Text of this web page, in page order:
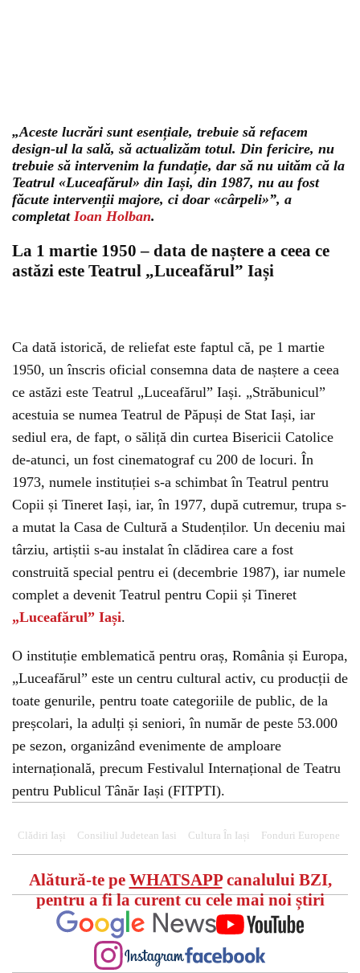
„Aceste lucrări sunt esențiale, trebuie să refacem
design-ul la sală, să actualizăm totul. Din fericire, nu
trebuie să intervenim la fundație, dar să nu uităm că la
Teatrul «Luceafărul» din Iași, din 1987, nu au fost
făcute intervenții majore, ci doar «cârpeli»”, a
completat Ioan Holban.
La 1 martie 1950 – data de naștere a ceea ce
astăzi este Teatrul „Luceafărul” Iași
Ca dată istorică, de reliefat este faptul că, pe 1 martie
1950, un înscris oficial consemna data de naștere a ceea
ce astăzi este Teatrul „Luceafărul” Iași. „Străbunicul”
acestuia se numea Teatrul de Păpuși de Stat Iași, iar
sediul era, de fapt, o săliță din curtea Bisericii Catolice
de-atunci, un fost cinematograf cu 200 de locuri. În
1973, numele instituției s-a schimbat în Teatrul pentru
Copii și Tineret Iași, iar, în 1977, după cutremur, trupa s-
a mutat la Casa de Cultură a Studenților. Un deceniu mai
târziu, artiștii s-au instalat în clădirea care a fost
construită special pentru ei (decembrie 1987), iar numele
complet a devenit Teatrul pentru Copii și Tineret
„Luceafărul” Iași.
O instituție emblematică pentru oraș, România și Europa,
„Luceafărul” este un centru cultural activ, cu producții de
toate genurile, pentru toate categoriile de public, de la
preșcolari, la adulți și seniori, în număr de peste 53.000
pe sezon, organizând evenimente de amploare
internațională, precum Festivalul Internațional de Teatru
pentru Publicul Tânăr Iași (FITPTI).
Clădiri Iași Consiliul Judetean Iasi Cultura În Iași Fonduri Europene
Alătură-te pe WHATSAPPcanalului BZI,
pentru a fi la curent cu cele mai noi știri